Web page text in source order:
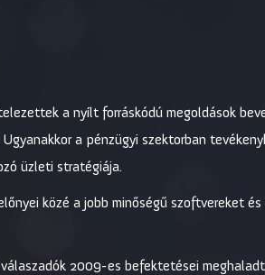
a nyílt forráskódú megoldások
a pénzügyi szektorban
üzleti stratégiája.
közé a jobb minőségű szoftvereket és
2009-es befektetései